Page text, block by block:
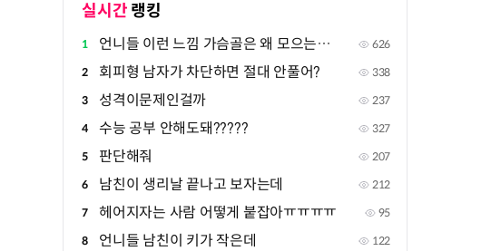
실시간 랭킹
1 언니들 이런 느낌 가슴골은 왜 모으는지 궁금해 626
2 회피형 남자가 차단하면 절대 안풀어? 338
3 성격이문제인걸까 237
4 수능 공부 안해도돼????? 327
5 판단해줘 207
6 남친이 생리날 끝나고 보자는데 212
7 헤어지자는 사람 어떻게 붙잡아ㅠㅠㅠㅠ 95
8 언니들 남친이 키가 작은데 122